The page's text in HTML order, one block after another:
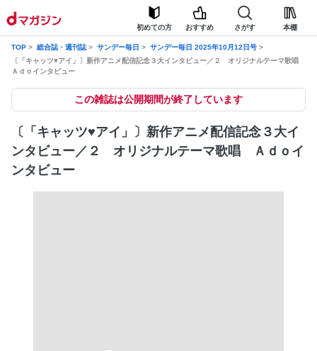
初めての方 おすすめ さがす 本棚
TOP 総合誌・週刊誌 サンデー毎日
サンデー毎日 2025年10月12日号
〔「キャッツ♥アイ」〕新作アニメ配信記念３大インタビュー／２ オリジナルテーマ歌唱
Ａｄｏインタビュー
この雑誌は公開期間が終了しています
〔「キャッツ♥アイ」〕新作アニメ配信記念３大イ
ンタビュー／２ オリジナルテーマ歌唱 Ａｄｏイ
ンタビュー